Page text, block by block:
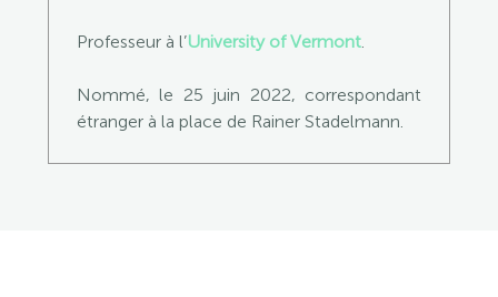
Professeur à l’University of Vermont.
Nommé, le 25 juin 2022, correspondant
étranger à la place de Rainer Stadelmann.